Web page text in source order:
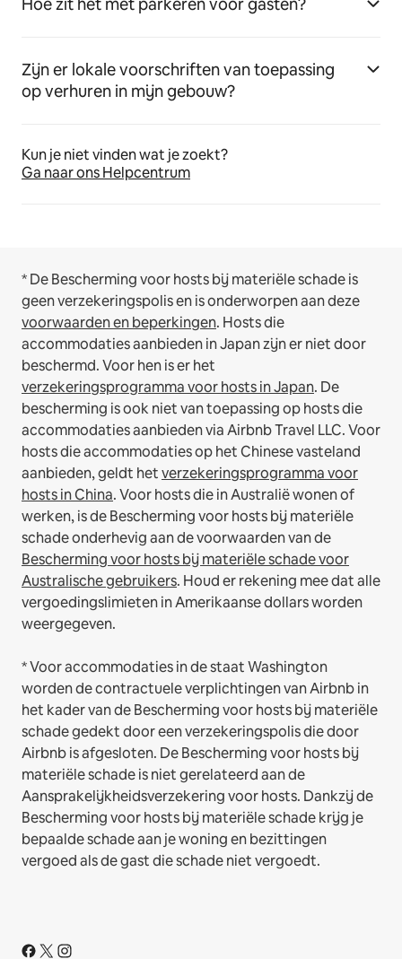
Hoe zit het met parkeren voor gasten?
Zijn er lokale voorschriften van toepassing
op verhuren in mijn gebouw?
Kun je niet vinden wat je zoekt?
Ga naar ons Helpcentrum
* De Bescherming voor hosts bij materiële schade is
geen verzekeringspolis en is onderworpen aan deze
voorwaarden en beperkingen. Hosts die
accommodaties aanbieden in Japan zijn er niet door
beschermd. Voor hen is er het
verzekeringsprogramma voor hosts in Japan. De
bescherming is ook niet van toepassing op hosts die
accommodaties aanbieden via Airbnb Travel LLC.Voor
hosts die accommodaties op het Chinese vasteland
aanbieden, geldt hetverzekeringsprogramma voor
hosts in China.Voor hosts die in Australië wonen of
werken, is de Bescherming voor hosts bij materiële
schade onderhevig aan de voorwaarden van de
Bescherming voor hosts bij materiële schade voor
Australische gebruikers. Houd er rekening mee dat alle
vergoedingslimieten in Amerikaanse dollars worden
weergegeven.
* Voor accommodaties in de staat Washington
worden de contractuele verplichtingen van Airbnb in
het kader van de Bescherming voor hosts bij materiële
schade gedekt door een verzekeringspolis die door
Airbnb is afgesloten. De Bescherming voor hosts bij
materiële schade is niet gerelateerd aan de
Aansprakelijkheidsverzekering voor hosts. Dankzij de
Bescherming voor hosts bij materiële schade krijg je
bepaalde schade aan je woning en bezittingen
vergoed als de gast die schade niet vergoedt.